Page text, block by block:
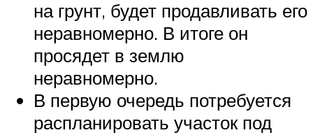
на грунт, будет продавливать его
неравномерно. В итоге он
просядет в землю
неравномерно.
В первую очередь потребуется
распланировать участок под